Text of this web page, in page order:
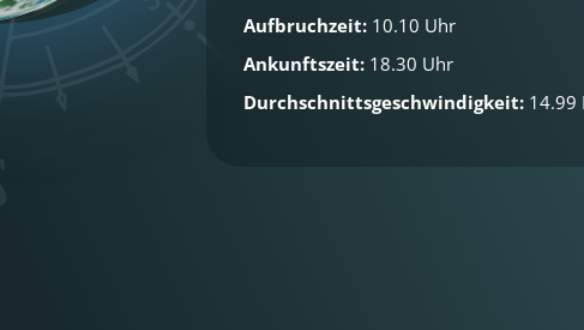
Aufbruchzeit: 10.10 Uhr
Ankunftszeit: 18.30 Uhr
Durchschnittsgeschwindigkeit: 14.99